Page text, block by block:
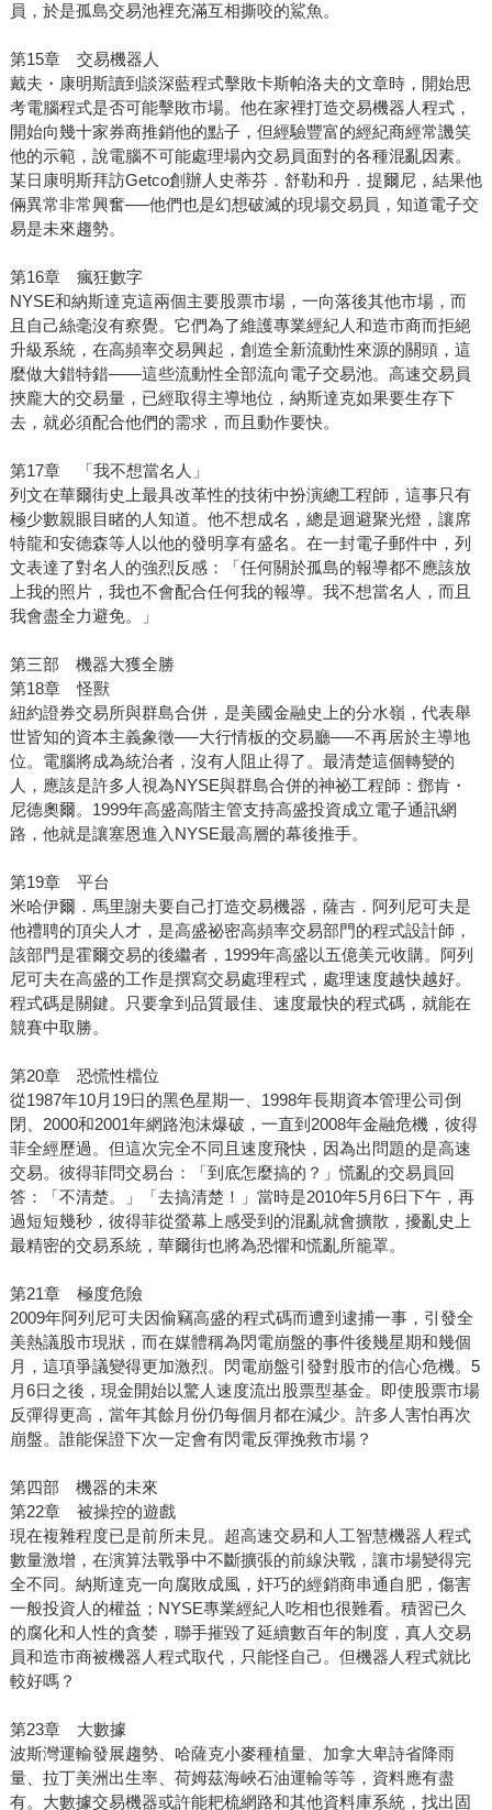
員，於是孤島交易池裡充滿互相撕咬的鯊魚。
第15章 交易機器人
戴夫・康明斯讀到談深藍程式擊敗卡斯帕洛夫的文章時，開始思
考電腦程式是否可能擊敗市場。他在家裡打造交易機器人程式，
開始向幾十家券商推銷他的點子，但經驗豐富的經紀商經常譏笑
他的示範，說電腦不可能處理場內交易員面對的各種混亂因素。
某日康明斯拜訪Getco創辦人史蒂芬．舒勒和丹．提爾尼，結果他
倆異常非常興奮──他們也是幻想破滅的現場交易員，知道電子交
易是未來趨勢。
第16章 瘋狂數字
NYSE和納斯達克這兩個主要股票市場，一向落後其他市場，而
且自己絲毫沒有察覺。它們為了維護專業經紀人和造市商而拒絕
升級系統，在高頻率交易興起，創造全新流動性來源的關頭，這
麼做大錯特錯——這些流動性全部流向電子交易池。高速交易員
挾龐大的交易量，已經取得主導地位，納斯達克如果要生存下
去，就必須配合他們的需求，而且動作要快。
第17章 「我不想當名人」
列文在華爾街史上最具改革性的技術中扮演總工程師，這事只有
極少數親眼目睹的人知道。他不想成名，總是迴避聚光燈，讓席
特龍和安德森等人以他的發明享有盛名。在一封電子郵件中，列
文表達了對名人的強烈反感：「任何關於孤島的報導都不應該放
上我的照片，我也不會配合任何我的報導。我不想當名人，而且
我會盡全力避免。」
第三部 機器大獲全勝
第18章 怪獸
紐約證券交易所與群島合併，是美國金融史上的分水嶺，代表舉
世皆知的資本主義象徵──大行情板的交易廳──不再居於主導地
位。電腦將成為統治者，沒有人阻止得了。最清楚這個轉變的
人，應該是許多人視為NYSE與群島合併的神祕工程師：鄧肯・
尼德奧爾。1999年高盛高階主管支持高盛投資成立電子通訊網
路，他就是讓塞恩進入NYSE最高層的幕後推手。
第19章 平台
米哈伊爾．馬里謝夫要自己打造交易機器，薩吉．阿列尼可夫是
他禮聘的頂尖人才，是高盛祕密高頻率交易部門的程式設計師，
該部門是霍爾交易的後繼者，1999年高盛以五億美元收購。阿列
尼可夫在高盛的工作是撰寫交易處理程式，處理速度越快越好。
程式碼是關鍵。只要拿到品質最佳、速度最快的程式碼，就能在
競賽中取勝。
第20章 恐慌性檔位
從1987年10月19日的黑色星期一、1998年長期資本管理公司倒
閉、2000和2001年網路泡沫爆破，一直到2008年金融危機，彼得
菲全經歷過。但這次完全不同且速度飛快，因為出問題的是高速
交易。彼得菲問交易台：「到底怎麼搞的？」慌亂的交易員回
答：「不清楚。」「去搞清楚！」當時是2010年5月6日下午，再
過短短幾秒，彼得菲從螢幕上感受到的混亂就會擴散，擾亂史上
最精密的交易系統，華爾街也將為恐懼和慌亂所籠罩。
第21章 極度危險
2009年阿列尼可夫因偷竊高盛的程式碼而遭到逮捕一事，引發全
美熱議股市現狀，而在媒體稱為閃電崩盤的事件後幾星期和幾個
月，這項爭議變得更加激烈。閃電崩盤引發對股市的信心危機。5
月6日之後，現金開始以驚人速度流出股票型基金。即使股票市場
反彈得更高，當年其餘月份仍每個月都在減少。許多人害怕再次
崩盤。誰能保證下次一定會有閃電反彈挽救市場？
第四部 機器的未來
第22章 被操控的遊戲
現在複雜程度已是前所未見。超高速交易和人工智慧機器人程式
數量激增，在演算法戰爭中不斷擴張的前線決戰，讓市場變得完
全不同。納斯達克一向腐敗成風，奸巧的經銷商串通自肥，傷害
一般投資人的權益；NYSE專業經紀人吃相也很難看。積習已久
的腐化和人性的貪婪，聯手摧毀了延續數百年的制度，真人交易
員和造市商被機器人程式取代，只能怪自己。但機器人程式就比
較好嗎？
第23章 大數據
波斯灣運輸發展趨勢、哈薩克小麥種植量、加拿大卑詩省降雨
量、拉丁美洲出生率、荷姆茲海峽石油運輸等等，資料應有盡
有。大數據交易機器或許能耙梳網路和其他資料庫系統，找出固